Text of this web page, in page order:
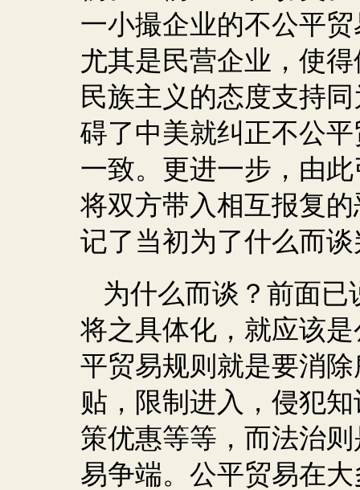
一小撮企业的不公平
尤其是民营企业，使
民族主义的态度支持
碍了中美就纠正不公
一致。更进一步，由
将双方带入相互报复
记了当初为了什么而
为什么而谈？前面
将之具体化，就应该
平贸易规则就是要消
贴，限制进入，侵犯
策优惠等等，而法治
易争端。公平贸易在